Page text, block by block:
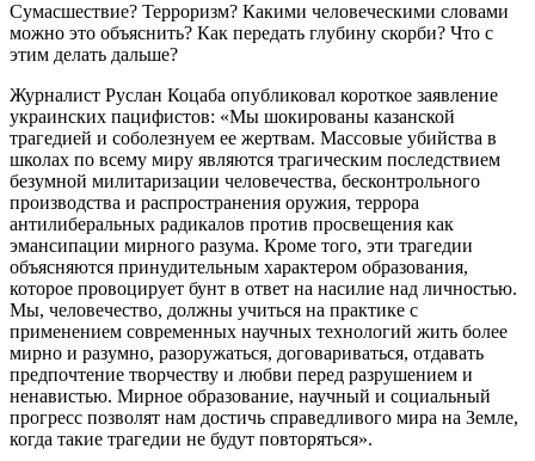
Сумасшествие? Терроризм? Какими человеческими словами
можно это объяснить? Как передать глубину скорби? Что с
этим делать дальше?
Журналист Руслан Коцаба опубликовал короткое заявление
украинских пацифистов: «Мы шокированы казанской
трагедией и соболезнуем ее жертвам. Массовые убийства в
школах по всему миру являются трагическим последствием
безумной милитаризации человечества, бесконтрольного
производства и распространения оружия, террора
антилиберальных радикалов против просвещения как
эмансипации мирного разума. Кроме того, эти трагедии
объясняются принудительным характером образования,
которое провоцирует бунт в ответ на насилие над личностью.
Мы, человечество, должны учиться на практике с
применением современных научных технологий жить более
мирно и разумно, разоружаться, договариваться, отдавать
предпочтение творчеству и любви перед разрушением и
ненавистью. Мирное образование, научный и социальный
прогресс позволят нам достичь справедливого мира на Земле,
когда такие трагедии не будут повторяться».